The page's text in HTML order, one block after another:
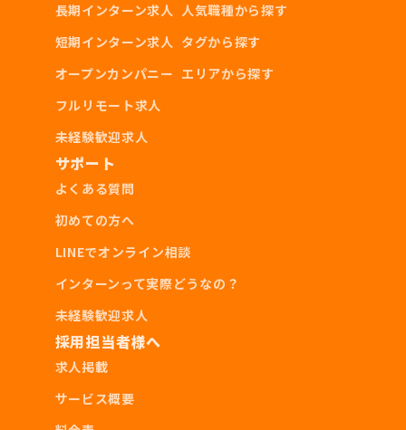
長期インターン求人
短期インターン求人
オープンカンパニー
フルリモート求人
未経験歓迎求人
人気職種から探す
タグから探す
エリアから探す
サポート
よくある質問
初めての方へ
LINEでオンライン相談
インターンって実際どうなの？
未経験歓迎求人
採用担当者様へ
求人掲載
サービス概要